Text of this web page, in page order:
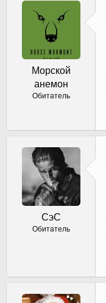
Морской
анемон
Обитатель
СэС
Обитатель